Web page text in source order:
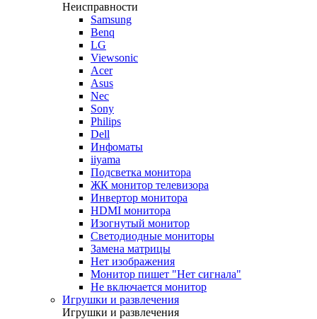
Неисправности
Samsung
Benq
LG
Viewsonic
Acer
Asus
Nec
Sony
Philips
Dell
Инфоматы
iiyama
Подсветка монитора
ЖК монитор телевизора
Инвертор монитора
HDMI монитора
Изогнутый монитор
Светодиодные мониторы
Замена матрицы
Нет изображения
Монитор пишет "Нет сигнала"
Не включается монитор
Игрушки и развлечения
Игрушки и развлечения